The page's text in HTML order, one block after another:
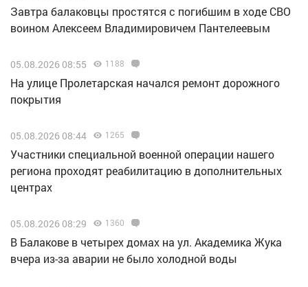
Завтра балаковцы простятся с погибшим в ходе СВО
воином Алексеем Владимировичем Пантелеевым
05.08.2026 08:55 1188
На улице Пролетарская начался ремонт дорожного
покрытия
05.08.2026 08:44 1265
Участники специальной военной операции нашего
региона проходят реабилитацию в дополнительных
центрах
05.08.2026 08:29 1360
В Балакове в четырех домах на ул. Академика Жука
вчера из-за аварии не было холодной воды